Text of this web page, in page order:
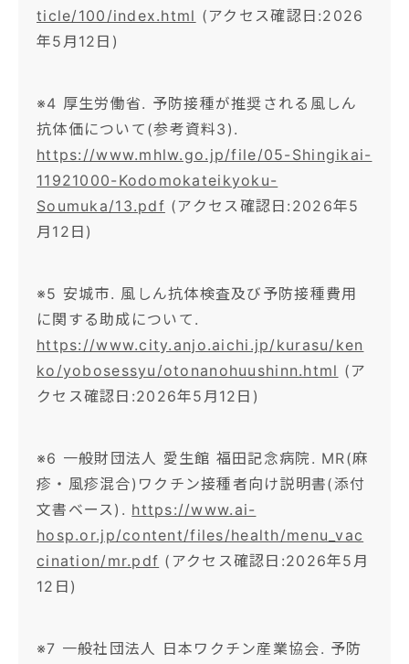
ticle/100/index.html (アクセス確認日:2026
年5月12日)
※4 厚生労働省. 予防接種が推奨される風しん
抗体価について(参考資料3).
https://www.mhlw.go.jp/file/05-Shingikai-
11921000-Kodomokateikyoku-
Soumuka/13.pdf (アクセス確認日:2026年5
月12日)
※5 安城市. 風しん抗体検査及び予防接種費用
に関する助成について.
https://www.city.anjo.aichi.jp/kurasu/ken
ko/yobosessyu/otonanohuushinn.html (ア
クセス確認日:2026年5月12日)
※6 一般財団法人 愛生館 福田記念病院. MR(麻
疹・風疹混合)ワクチン接種者向け説明書(添付
文書ベース). https://www.ai-
hosp.or.jp/content/files/health/menu_vac
cination/mr.pdf (アクセス確認日:2026年5月
12日)
※7 一般社団法人 日本ワクチン産業協会. 予防